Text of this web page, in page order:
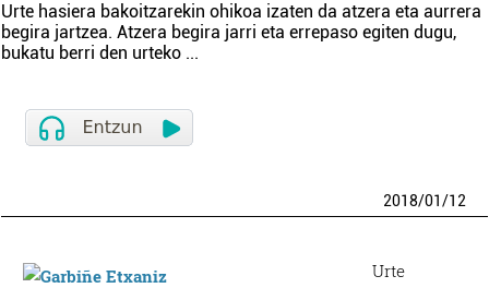
Urte hasiera bakoitzarekin ohikoa izaten da atzera eta aurrera
begira jartzea. Atzera begira jarri eta errepaso egiten dugu,
bukatu berri den urteko ...
2018/01/12
Urte